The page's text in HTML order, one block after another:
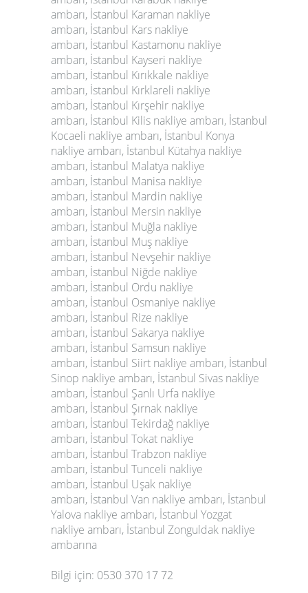
ambarı, İstanbul Karaman nakliye
ambarı, İstanbul Kars nakliye
ambarı, İstanbul Kastamonu nakliye
ambarı, İstanbul Kayseri nakliye
ambarı, İstanbul Kırıkkale nakliye
ambarı, İstanbul Kırklareli nakliye
ambarı, İstanbul Kırşehir nakliye
ambarı, İstanbul Kilis nakliye ambarı, İstanbul
Kocaeli nakliye ambarı, İstanbul Konya
nakliye ambarı, İstanbul Kütahya nakliye
ambarı, İstanbul Malatya nakliye
ambarı, İstanbul Manisa nakliye
ambarı, İstanbul Mardin nakliye
ambarı, İstanbul Mersin nakliye
ambarı, İstanbul Muğla nakliye
ambarı, İstanbul Muş nakliye
ambarı, İstanbul Nevşehir nakliye
ambarı, İstanbul Niğde nakliye
ambarı, İstanbul Ordu nakliye
ambarı, İstanbul Osmaniye nakliye
ambarı, İstanbul Rize nakliye
ambarı, İstanbul Sakarya nakliye
ambarı, İstanbul Samsun nakliye
ambarı, İstanbul Siirt nakliye ambarı, İstanbul
Sinop nakliye ambarı, İstanbul Sivas nakliye
ambarı, İstanbul Şanlı Urfa nakliye
ambarı, İstanbul Şırnak nakliye
ambarı, İstanbul Tekirdağ nakliye
ambarı, İstanbul Tokat nakliye
ambarı, İstanbul Trabzon nakliye
ambarı, İstanbul Tunceli nakliye
ambarı, İstanbul Uşak nakliye
ambarı, İstanbul Van nakliye ambarı, İstanbul
Yalova nakliye ambarı, İstanbul Yozgat
nakliye ambarı, İstanbul Zonguldak nakliye
ambarına
Bilgi için: 0530 370 17 72